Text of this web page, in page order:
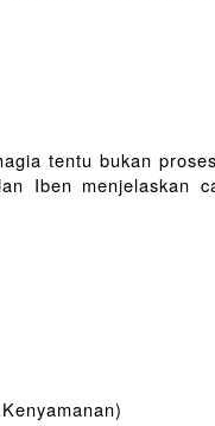
tentu bukan
Iben menjelaskan